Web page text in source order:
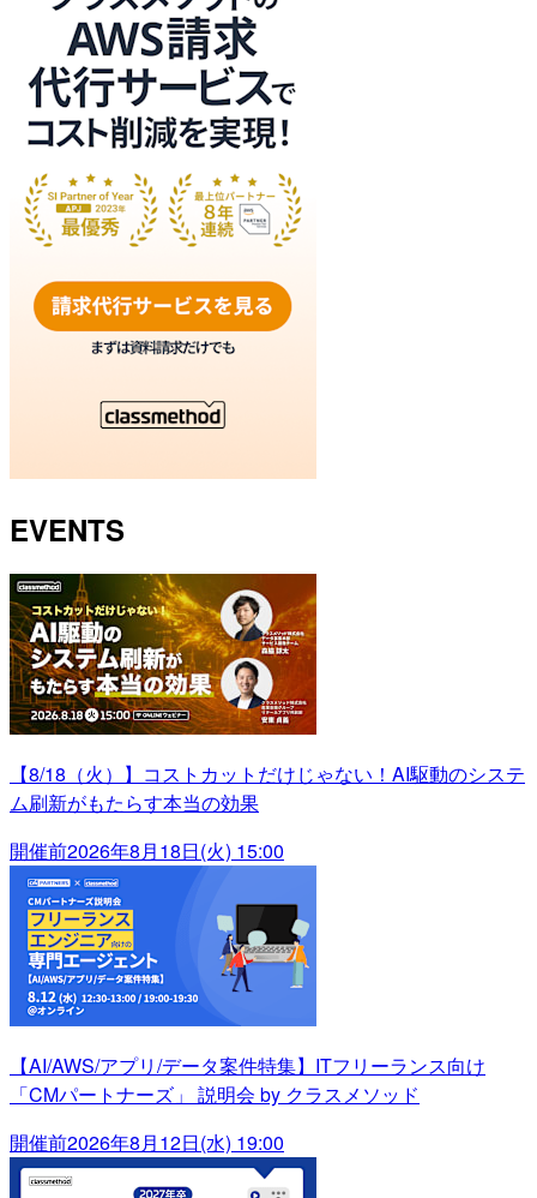
EVENTS
【8/18（火）】コストカットだけじゃない！AI駆動のシステ
ム刷新がもたらす本当の効果
開催前2026年8月18日(火) 15:00
【AI/AWS/アプリ/データ案件特集】ITフリーランス向け
「CMパートナーズ」 説明会 by クラスメソッド
開催前2026年8月12日(水) 19:00